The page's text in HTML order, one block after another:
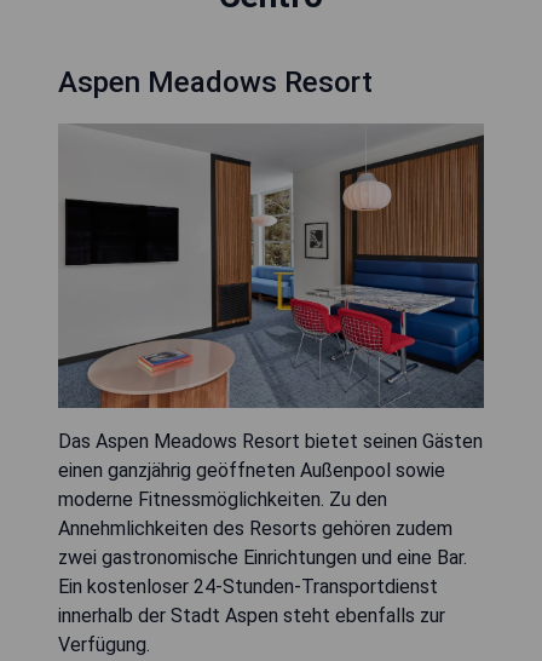
Aspen Meadows Resort
Das Aspen Meadows Resort bietet seinen Gästen
einen ganzjährig geöffneten Außenpool sowie
moderne Fitnessmöglichkeiten. Zu den
Annehmlichkeiten des Resorts gehören zudem
zwei gastronomische Einrichtungen und eine Bar.
Ein kostenloser 24-Stunden-Transportdienst
innerhalb der Stadt Aspen steht ebenfalls zur
Verfügung.